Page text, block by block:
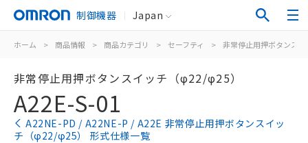
制御機器 Japan
ホーム > 商品情報 > 商品カテゴリ > セーフティ > 非常停止用押ボタンスイ
非常停止用押ボタンスイッチ（φ22/φ25）
A22E-S-01
A22NE-PD / A22NE-P / A22E 非常停止用押ボタンスイッ
チ（φ22/φ25） 形式仕様一覧